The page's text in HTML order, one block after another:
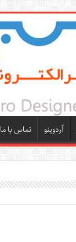
آردوینو تماس با ما